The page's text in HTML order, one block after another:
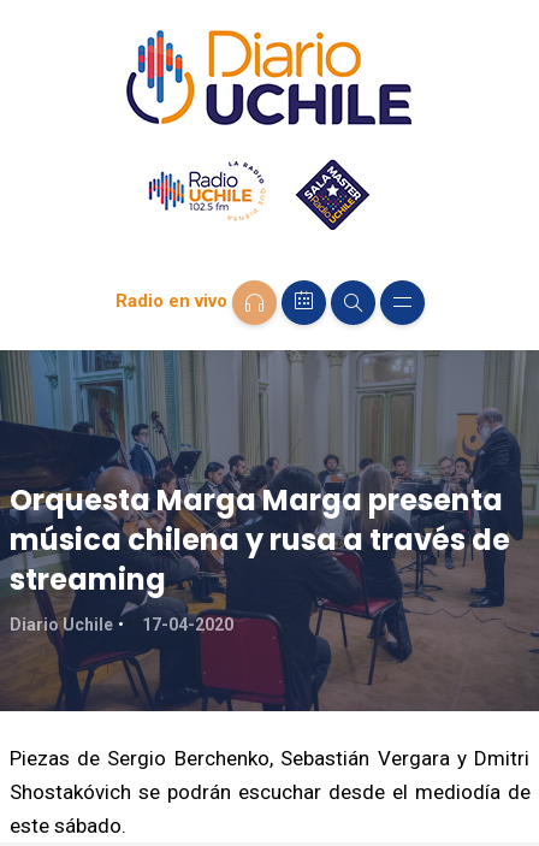
Radio en vivo
Orquesta Marga Marga presenta
música chilena y rusa a través de
streaming
Diario Uchile 17-04-2020
Piezas de Sergio Berchenko, Sebastián Vergara y Dmitri
Shostakóvich se podrán escuchar desde el mediodía de
este sábado.